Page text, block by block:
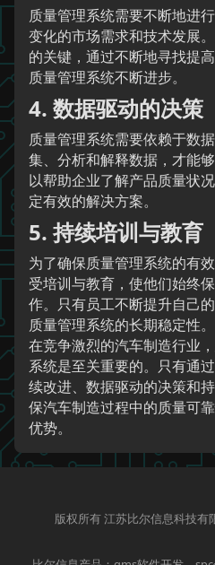
质量管理系统需要不断地进
变化的市场需求和技术发展
的关键，通过不断地寻找提
质量管理系统不断进步。
4. 数据驱动的决策
质量管理系统需要依赖于数
集、分析和解释数据，才能
以帮助企业了解产品质量状
定有效的解决方案。
5. 持续培训与教育
为了确保质量管理系统的有
受培训与教育，使他们始终
作。只有员工不断提升自己
质量管理系统的长期稳定性。
在竞争激烈的汽车制造行业
系统是至关重要的。只有通
续改进、数据驱动的决策和
保汽车制造过程中的质量可
优势。
版权所有 江苏比尔信息科技有